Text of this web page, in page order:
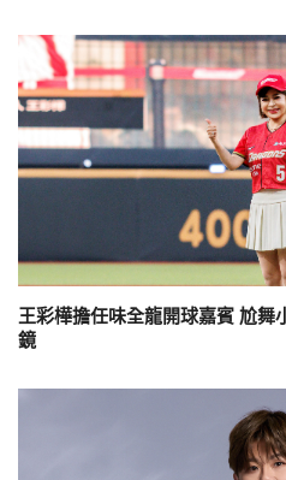
王彩樺擔任味全龍開球嘉賓 尬舞
鏡